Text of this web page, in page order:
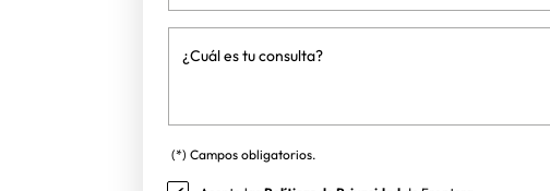
¿Cuál es tu consulta?
(*) Campos obligatorios.